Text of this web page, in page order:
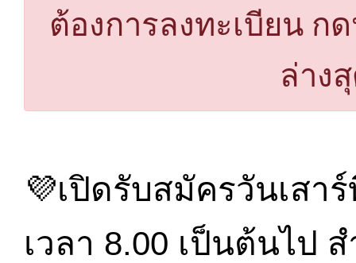
ต้องการลงทะเบียน ก
ล่าง
💜เปิดรับสมัครวันเสา
เวลา 8.00 เป็นต้นไป